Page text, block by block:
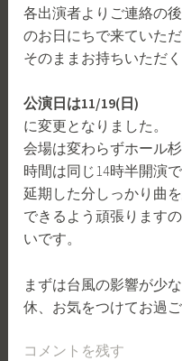
各出演者よりご連絡の
のお日にちで来ていただ
そのままお持ちいただ
公演日は11/19(日)
に変更となりました。
会場は変わらずホール
時間は同じ14時半開演で
延期した分しっかり曲
できるよう頑張ります
いです。
まずは台風の影響が少
休、お気をつけてお過ご
コメントを残す